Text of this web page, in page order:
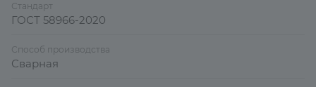
Стандарт
ГОСТ 58966-2020
Способ производства
Сварная